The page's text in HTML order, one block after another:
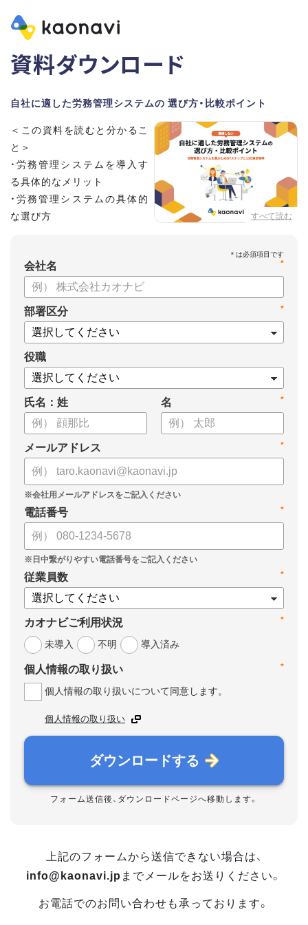
資料ダウンロード
自社に適した労務管理システムの 選び方・比較ポイント
すべて読む
＜この資料を読むと分かるこ
と＞
・労務管理システムを導入す
る具体的なメリット
・労務管理システムの具体的
な選び方
*
会社名
*
部署区分
役職
氏名：姓 *
名
*
メールアドレス
*
電話番号
*
従業員数
*
カオナビご利用状況
未導入
不明 導入済み
*
個人情報の取り扱い
個人情報の取り扱いについて同意します。
個人情報の取り扱い
ダウンロードする
フォーム送信後、ダウンロードページへ移動します。
上記のフォームから送信できない場合は、
info@kaonavi.jp までメールをお送りください。
お電話でのお問い合わせも承っております。